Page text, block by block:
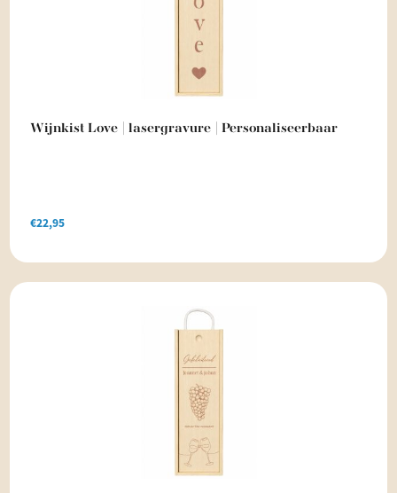
Wijnkist Love | lasergravure | Personaliseerbaar
€22,95